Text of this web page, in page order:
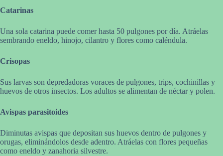
Catarinas
Una sola catarina puede comer hasta 50 pulgones por día. Atráelas
sembrando eneldo, hinojo, cilantro y flores como caléndula.
Crisopas
Sus larvas son depredadoras voraces de pulgones, trips, cochinillas y
huevos de otros insectos. Los adultos se alimentan de néctar y polen.
Avispas parasitoides
Diminutas avispas que depositan sus huevos dentro de pulgones y
orugas, eliminándolos desde adentro. Atráelas con flores pequeñas
como eneldo y zanahoria silvestre.